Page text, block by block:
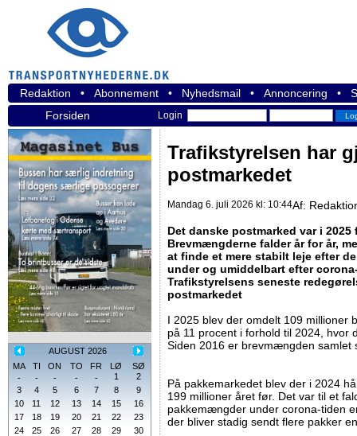
Redaktion • Abonnement • Nyhedsmail • Annoncering •
Forsiden
Login
AUGUST 2026
MA
TI ON TO FR LØ
SØ
-
- - - - 1
2
3
4 5 6 7 8
9
10
11 12 13 14 15
16
17
18 19 20 21 22
23
24
25 26 27 28 29
30
Trafikstyrelsen har
postmarkedet
Mandag 6. juli 2026 kl: 10:44Af:
Det danske postmarked var i
Brevmængderne falder år for år,
at finde et mere stabilt leje efter
under og umiddelbart efter
Trafikstyrelsens seneste
postmarkedet
I 2025 blev der omdelt 109 millioner
på 11 procent i forhold til 2024, hvor
Siden 2016 er brevmængden samlet
På pakkemarkedet blev der i 2024
199 millioner året før. Det var til et
pakkemængder under corona-tiden
der bliver stadig sendt flere pakker